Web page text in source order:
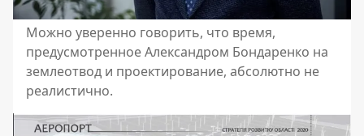
Можно уверенно говорить, что время,
предусмотренное Александром Бондаренко на
землеотвод и проектирование, абсолютно не
реалистично.